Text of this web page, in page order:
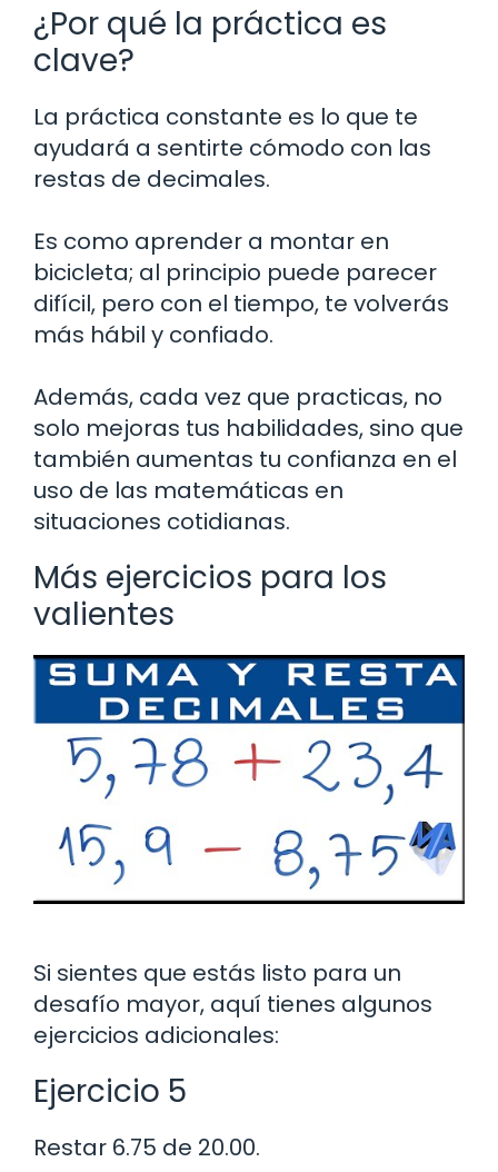
¿Por qué la práctica es
clave?
La práctica constante es lo que te
ayudará a sentirte cómodo con las
restas de decimales.
Es como aprender a montar en
bicicleta; al principio puede parecer
difícil, pero con el tiempo, te volverás
más hábil y confiado.
Además, cada vez que practicas, no
solo mejoras tus habilidades, sino que
también aumentas tu confianza en el
uso de las matemáticas en
situaciones cotidianas.
Más ejercicios para los
valientes
Si sientes que estás listo para un
desafío mayor, aquí tienes algunos
ejercicios adicionales:
Ejercicio 5
Restar 6.75 de 20.00.